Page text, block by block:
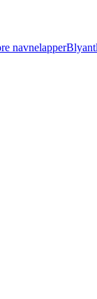
navnelapper